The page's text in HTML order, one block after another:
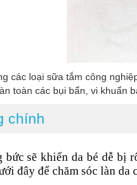
các loại sữa tắm công
toàn các bụi bẩn, vi khuẩn
chính
bức sẽ khiến da bé dễ bị
đây để chăm sóc làn da